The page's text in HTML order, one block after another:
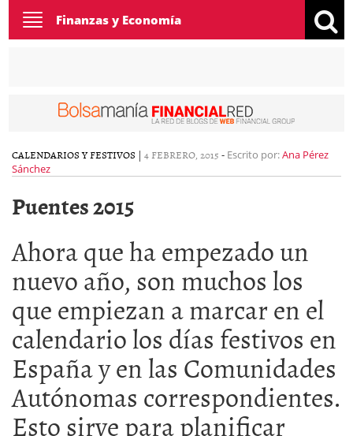
Toggle
navigation
Finanzas y Economía
CALENDARIOS Y FESTIVOS | 4 FEBRERO, 2015 - Escrito por:Ana Pérez
Sánchez
Puentes 2015
Ahora que ha empezado un
nuevo año, son muchos los
que empiezan a marcar en el
calendario los días festivos en
España y en las Comunidades
Autónomas correspondientes.
Esto sirve para planificar